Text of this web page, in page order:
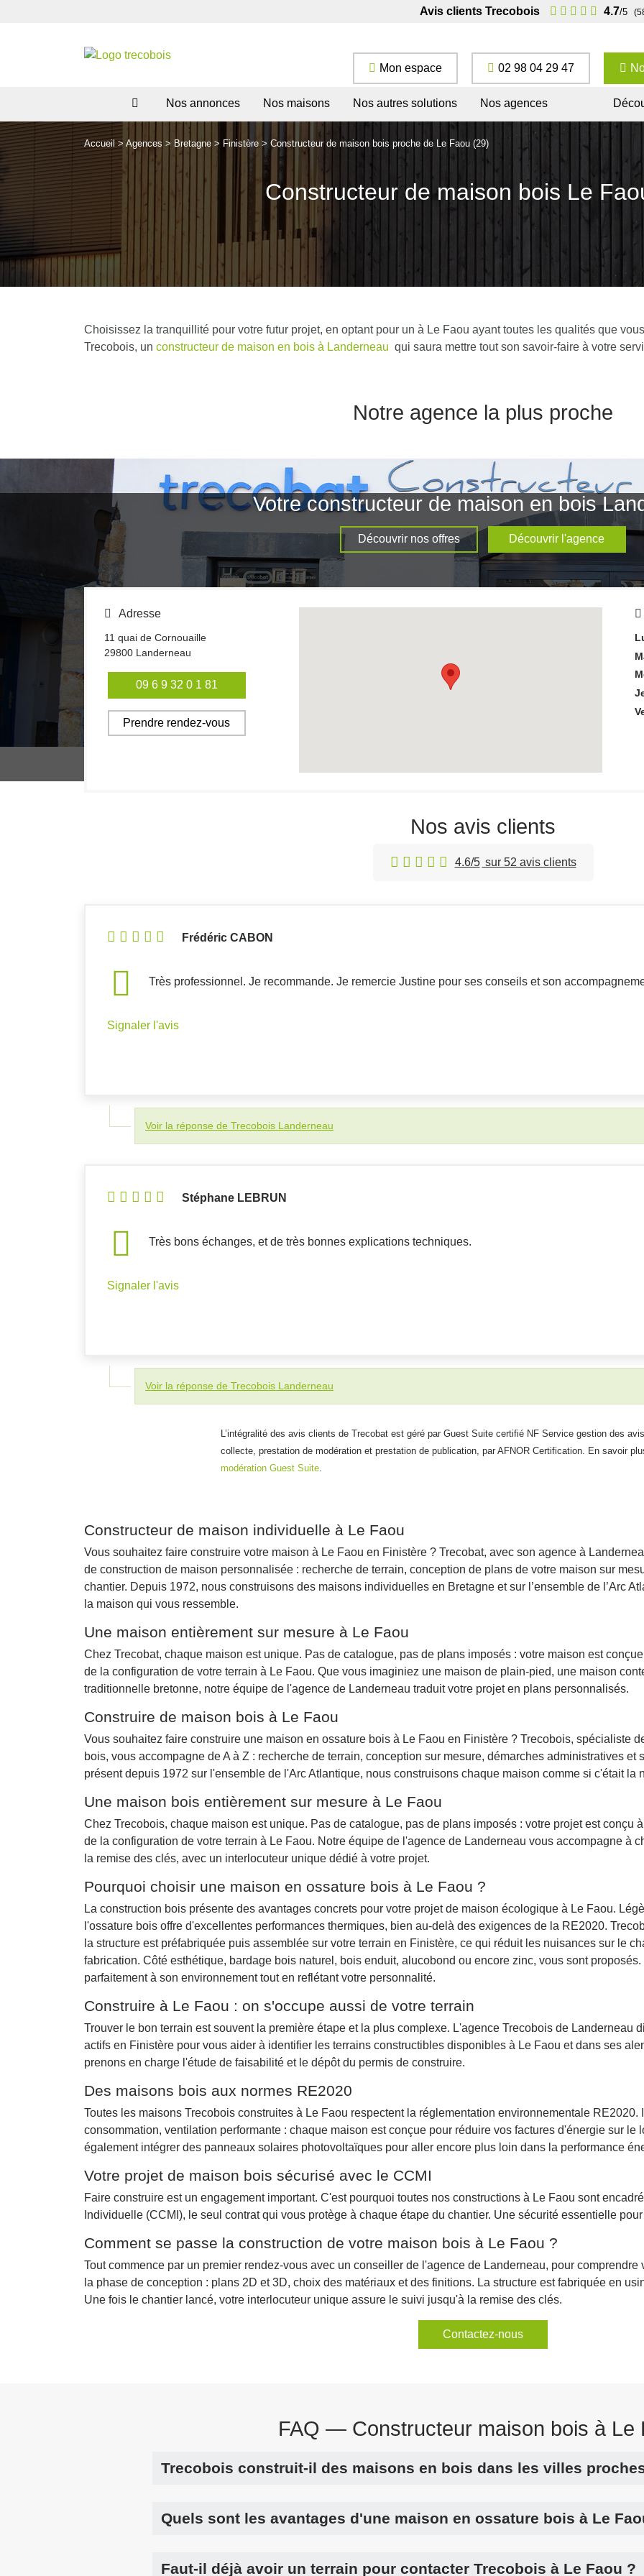
Avis clients Trecobois 4.7/5
Mon espace 02 98 04 29 47
Nos annonces Nos maisons Nos autres solutions Nos agences
Accueil > Agences > Bretagne > Finistère > Constructeur de maison bois proche de Le Faou (29)
Constructeur de maison bois Le
Choisissez la tranquillité pour votre futur projet, en optant pour un à Le Faou ayant toutes les qualités que
Trecobois, un constructeur de maison en bois à Landerneau qui saura mettre tout son savoir-faire à votre
Notre agence la plus proche
Votre constructeur de maison en bois
Découvrir nos offres Découvrir l'agence
Adresse
11 quai de Cornouaille
29800 Landerneau
09 6 9 32 0 1 81
Prendre rendez-vous
Nos avis clients
4.6/5 sur 52 avis clients
Frédéric CABON
Très professionnel. Je recommande. Je remercie Justine pour ses conseils et son
Signaler l'avis
Voir la réponse de Trecobois Landerneau
Stéphane LEBRUN
Très bons échanges, et de très bonnes explications techniques.
Signaler l'avis
Voir la réponse de Trecobois Landerneau
L’intégralité des avis clients de Trecobat est géré par Guest Suite certifié NF Service gestion des
collecte, prestation de modération et prestation de publication, par AFNOR Certification. En savoir
modération Guest Suite
Constructeur de maison individuelle à Le Faou
Vous souhaitez faire construire votre maison à Le Faou en Finistère ? Trecobat, avec son agence à
de construction de maison personnalisée : recherche de terrain, conception de plans de votre maison sur
chantier. Depuis 1972, nous construisons des maisons individuelles en Bretagne et sur l’ensemble de l’Arc
la maison qui vous ressemble.
Une maison entièrement sur mesure à Le Faou
Chez Trecobat, chaque maison est unique. Pas de catalogue, pas de plans imposés : votre maison est
de la configuration de votre terrain à Le Faou. Que vous imaginiez une maison de plain-pied, une maison
traditionnelle bretonne, notre équipe de l'agence de Landerneau traduit votre projet en plans personnalisés.
Construire de maison bois à Le Faou
Vous souhaitez faire construire une maison en ossature bois à Le Faou en Finistère ? Trecobois, spécialiste
bois, vous accompagne de A à Z : recherche de terrain, conception sur mesure, démarches administratives et
présent depuis 1972 sur l'ensemble de l'Arc Atlantique, nous construisons chaque maison comme si c'était la
Une maison bois entièrement sur mesure à Le Faou
Chez Trecobois, chaque maison est unique. Pas de catalogue, pas de plans imposés : votre projet est conçu
de la configuration de votre terrain à Le Faou. Notre équipe de l'agence de Landerneau vous accompagne à
la remise des clés, avec un interlocuteur unique dédié à votre projet.
Pourquoi choisir une maison en ossature bois à Le Faou ?
La construction bois présente des avantages concrets pour votre projet de maison écologique à Le Faou.
l'ossature bois offre d'excellentes performances thermiques, bien au-delà des exigences de la RE2020.
la structure est préfabriquée puis assemblée sur votre terrain en Finistère, ce qui réduit les nuisances sur le
fabrication. Côté esthétique, bardage bois naturel, bois enduit, alucobond ou encore zinc, vous sont
parfaitement à son environnement tout en reflétant votre personnalité.
Construire à Le Faou : on s'occupe aussi de votre terrain
Trouver le bon terrain est souvent la première étape et la plus complexe. L'agence Trecobois de Landerneau
actifs en Finistère pour vous aider à identifier les terrains constructibles disponibles à Le Faou et dans ses
prenons en charge l'étude de faisabilité et le dépôt du permis de construire.
Des maisons bois aux normes RE2020
Toutes les maisons Trecobois construites à Le Faou respectent la réglementation environnementale
consommation, ventilation performante : chaque maison est conçue pour réduire vos factures d'énergie sur le
également intégrer des panneaux solaires photovoltaïques pour aller encore plus loin dans la performance
Votre projet de maison bois sécurisé avec le CCMI
Faire construire est un engagement important. C'est pourquoi toutes nos constructions à Le Faou sont
Individuelle (CCMI), le seul contrat qui vous protège à chaque étape du chantier. Une sécurité essentielle
Comment se passe la construction de votre maison bois à Le Faou ?
Tout commence par un premier rendez-vous avec un conseiller de l'agence de Landerneau, pour
la phase de conception : plans 2D et 3D, choix des matériaux et des finitions. La structure est fabriquée en
Une fois le chantier lancé, votre interlocuteur unique assure le suivi jusqu'à la remise des clés.
Contactez-nous
FAQ — Constructeur maison bois à Le
Trecobois construit-il des maisons en bois dans les villes
Quels sont les avantages d'une maison en ossature bois à Le
Faut-il déjà avoir un terrain pour contacter Trecobois à Le Faou ?